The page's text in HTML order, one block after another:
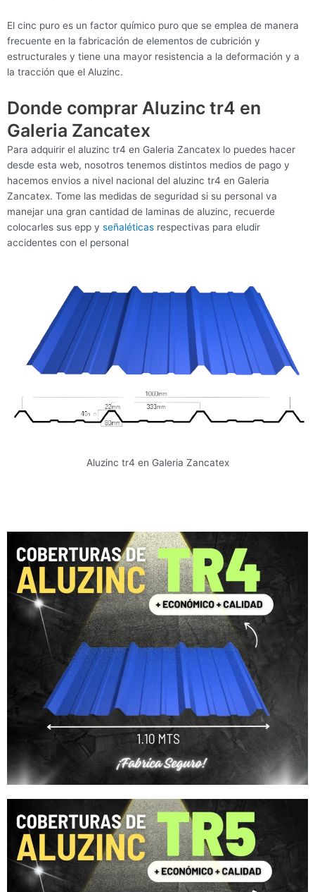
El cinc puro es un factor químico puro que se emplea de manera
frecuente en la fabricación de elementos de cubrición y
estructurales y tiene una mayor resistencia a la deformación y a
la tracción que el Aluzinc.
Donde comprar Aluzinc tr4 en
Galeria Zancatex
Para adquirir el aluzinc tr4 en Galeria Zancatex lo puedes hacer
desde esta web, nosotros tenemos distintos medios de pago y
hacemos envios a nivel nacional del aluzinc tr4 en Galeria
Zancatex. Tome las medidas de seguridad si su personal va
manejar una gran cantidad de laminas de aluzinc, recuerde
colocarles sus epp y señaléticas respectivas para eludir
accidentes con el personal
Aluzinc tr4 en Galeria Zancatex